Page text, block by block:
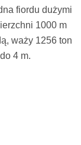
fiordu dużymi
1000 m
waży 1256 ton
4 m.